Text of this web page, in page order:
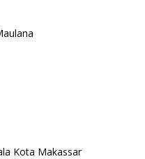
Kota Makassar